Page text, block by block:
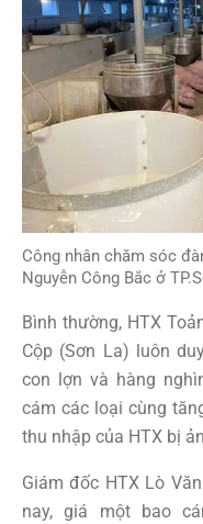
Công nhân chăm sóc
Nguyễn Công Bắc ở
Bình thường, HTX
Cộp (Sơn La) luôn
con lợn và hàng
cám các loại cùng
thu nhập của HTX bị
Giám đốc HTX Lò
nay, giá một bao